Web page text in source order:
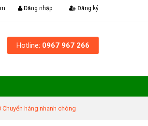
Đăng nhập Đăng ký
Hotline: 0967 967 266
Chuyển hàng nhanh chóng